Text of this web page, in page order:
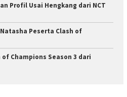
Profil Usai Hengkang dari NCT
Peserta Clash of
Champions Season 3 dari